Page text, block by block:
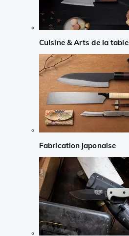
Cuisine & Arts de la table
Fabrication japonaise